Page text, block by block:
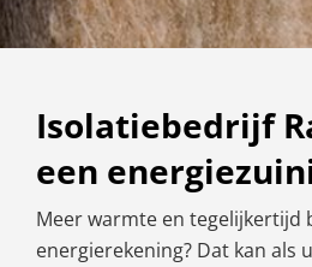
Isolatiebedrijf
een
Meer warmte en tegelijkertijd
energierekening? Dat kan als